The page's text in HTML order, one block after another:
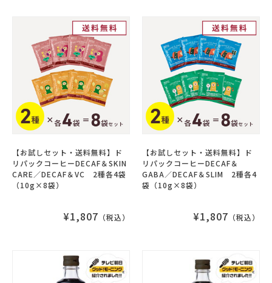
【お試しセット・送料無料】ド
リパックコーヒーDECAF＆SKIN
CARE／DECAF＆VC 2種各4袋
（10g×8袋）
¥1,807 （税込）
【お試しセット・送料無料】ド
リパックコーヒーDECAF＆
GABA／DECAF＆SLIM 2種各4
袋（10g×8袋）
¥1,807 （税込）